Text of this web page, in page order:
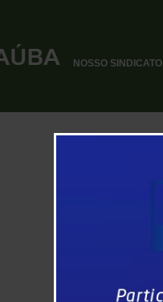
NOSSO SINDICATO